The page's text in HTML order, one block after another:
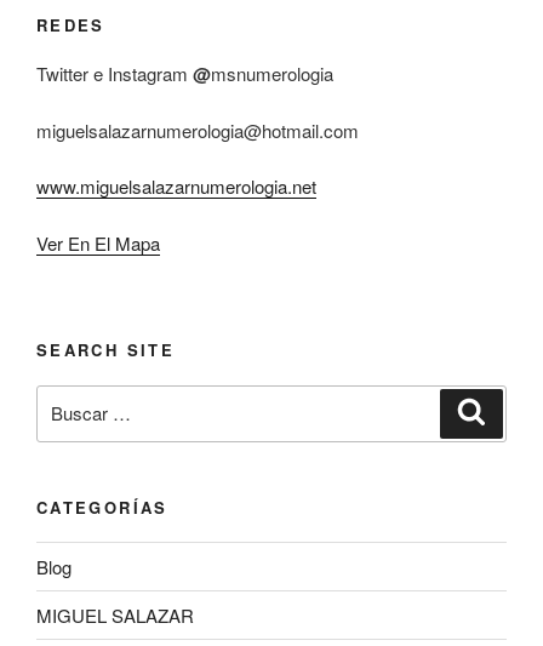
REDES
Twitter e Instagram @msnumerologia
miguelsalazarnumerologia@hotmail.com
www.miguelsalazarnumerologia.net
Ver En El Mapa
SEARCH SITE
por:
CATEGORÍAS
Blog
MIGUEL SALAZAR